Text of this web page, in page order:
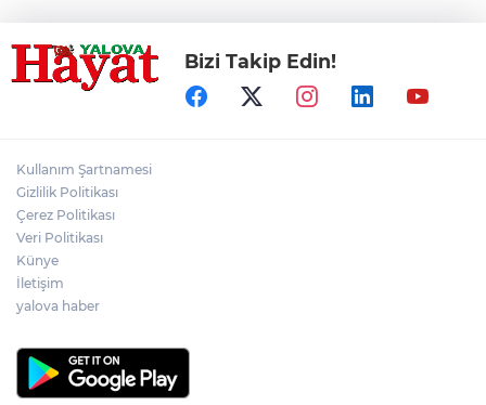
Bizi Takip Edin!
Kullanım Şartnamesi
Gizlilik Politikası
Çerez Politikası
Veri Politikası
Künye
İletişim
yalova haber